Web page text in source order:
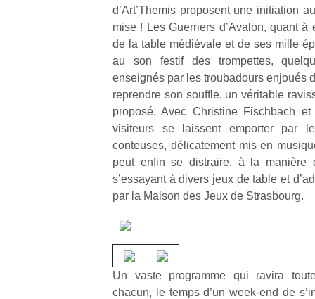
d’Art’Themis proposent une initiation
mise ! Les Guerriers d’Avalon, quant à
de la table médiévale et de ses mille
au son festif des trompettes,
enseignés par les troubadours enjoués
reprendre son souffle, un véritable
proposé. Avec Christine Fischbach
visiteurs se laissent emporter par
conteuses, délicatement mis en
peut enfin se distraire, à la manière
s’essayant à divers jeux de table et
par la Maison des Jeux de Strasbourg.
Un vaste programme qui ravira
chacun, le temps d’un week-end de
NextGen,
une
nouvelle
trottinette
mécanique
Beeper
enfants
débordent
souvent
d’énergie.
Varier les
occupations
n’est pas
simple.
Conjuguer
divertissement,
activité
Des
trampolines
pour les
grands et
les petits !
Durant les
vacances
et avec le
retour des
beaux
jours, c’est
enfants
de…
Et si
l’aventure
était au
bout du
jardin ?
Après trois
confinements
successifs,
des
couvre-
feux à des
heures
différentes,
presque
15 mois,…
A
du